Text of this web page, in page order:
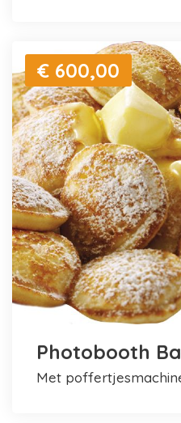
€ 600,00
Photobooth
met